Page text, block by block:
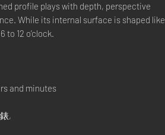
profile plays with depth, perspective
While its internal surface is shaped like
12 o’clock.
and minutes
,